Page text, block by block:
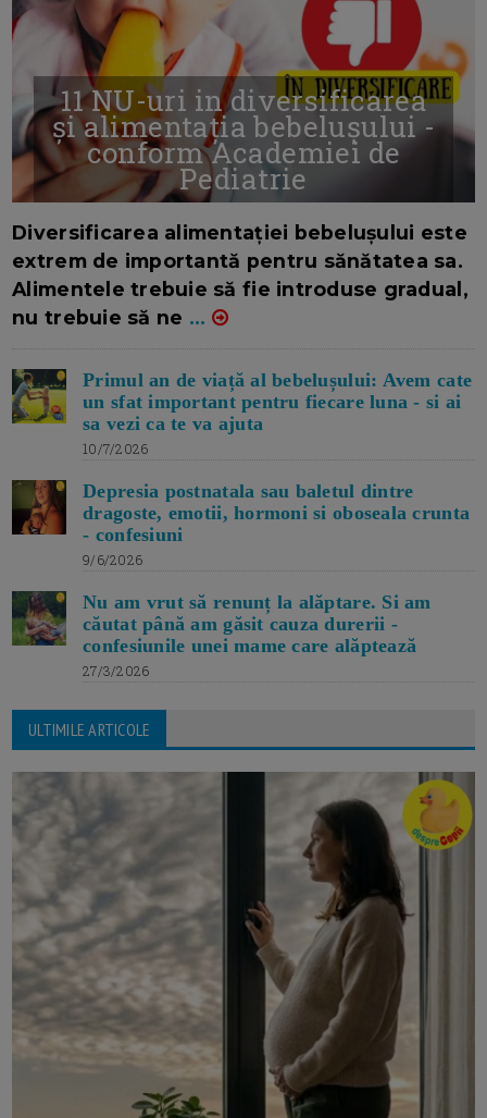
11 NU-uri in diversificarea
și alimentația bebelușului -
conform Academiei de
Pediatrie
Diversificarea alimentației bebelușului este
extrem de importantă pentru sănătatea sa.
Alimentele trebuie să fie introduse gradual,
nu trebuie să ne ...
Primul an de viață al bebelușului: Avem cate
un sfat important pentru fiecare luna - si ai
sa vezi ca te va ajuta
10/7/2026
Depresia postnatala sau baletul dintre
dragoste, emotii, hormoni si oboseala crunta
- confesiuni
9/6/2026
Nu am vrut să renunț la alăptare. Si am
căutat până am găsit cauza durerii -
confesiunile unei mame care alăptează
27/3/2026
ULTIMILE ARTICOLE